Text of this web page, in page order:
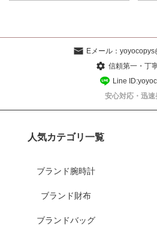
Eメール：
信頼第一・丁
Line
安心対応・迅速
人気カテゴリ一覧
ブランド腕時計
ブランド財布
ブランドバッグ